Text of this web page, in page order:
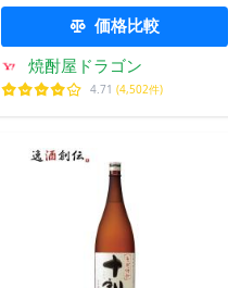
価格比較
焼酎屋ドラゴン
4.71 (4,502件)